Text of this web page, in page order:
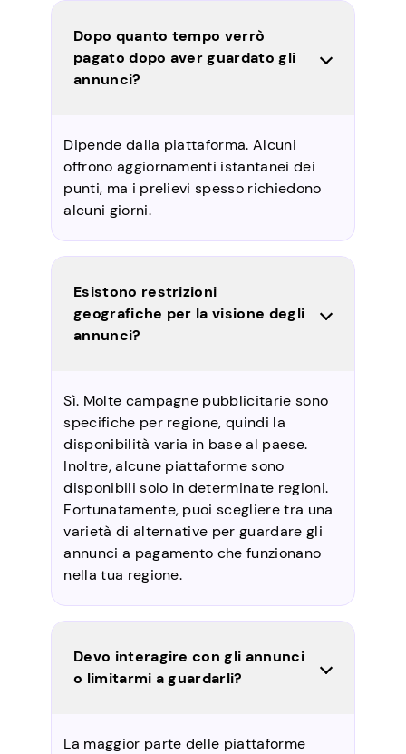
Dopo quanto tempo verrò
pagato dopo aver guardato gli
annunci?
Dipende dalla piattaforma. Alcuni
offrono aggiornamenti istantanei dei
punti, ma i prelievi spesso richiedono
alcuni giorni.
Esistono restrizioni
geografiche per la visione degli
annunci?
Sì. Molte campagne pubblicitarie sono
specifiche per regione, quindi la
disponibilità varia in base al paese.
Inoltre, alcune piattaforme sono
disponibili solo in determinate regioni.
Fortunatamente, puoi scegliere tra una
varietà di alternative per guardare gli
annunci a pagamento che funzionano
nella tua regione.
Devo interagire con gli annunci
o limitarmi a guardarli?
La maggior parte delle piattaforme